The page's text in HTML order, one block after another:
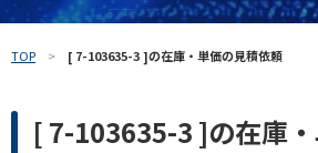
TOP [ 7-103635-3 ]の在庫・単価の見積依頼
[ 7-103635-3 ]の在庫